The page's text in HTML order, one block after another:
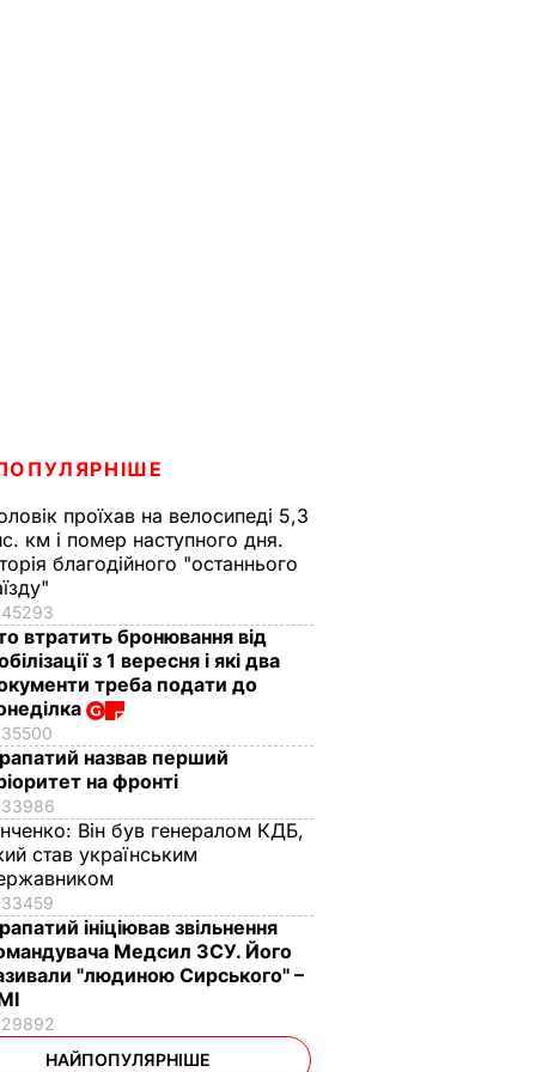
проїхав на велосипеді 5,3
км і помер наступного дня.
благодійного "останнього
45293
втратить бронювання від
з 1 вересня і які два
треба подати до
35500
назвав перший
на фронті
33986
Він був генералом КДБ,
став українським
33459
ініціював звільнення
Медсил ЗСУ. Його
"людиною Сирського" –
29892
НАЙПОПУЛЯРНІШЕ